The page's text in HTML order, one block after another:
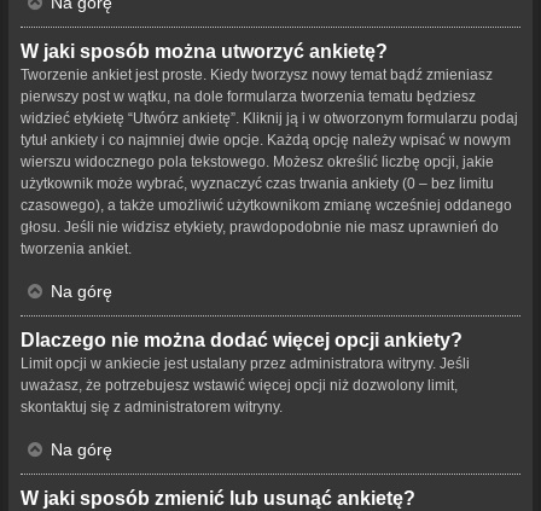
W jaki sposób można utworzyć ankietę?
Tworzenie ankiet jest proste. Kiedy tworzysz nowy temat bądź zmieniasz
pierwszy post w wątku, na dole formularza tworzenia tematu będziesz
widzieć etykietę “Utwórz ankietę”. Kliknij ją i w otworzonym formularzu podaj
tytuł ankiety i co najmniej dwie opcje. Każdą opcję należy wpisać w nowym
wierszu widocznego pola tekstowego. Możesz określić liczbę opcji, jakie
użytkownik może wybrać, wyznaczyć czas trwania ankiety (0 – bez limitu
czasowego), a także umożliwić użytkownikom zmianę wcześniej oddanego
głosu. Jeśli nie widzisz etykiety, prawdopodobnie nie masz uprawnień do
tworzenia ankiet.
Na górę
Dlaczego nie można dodać więcej opcji ankiety?
Limit opcji w ankiecie jest ustalany przez administratora witryny. Jeśli
uważasz, że potrzebujesz wstawić więcej opcji niż dozwolony limit,
skontaktuj się z administratorem witryny.
Na górę
W jaki sposób zmienić lub usunąć ankietę?